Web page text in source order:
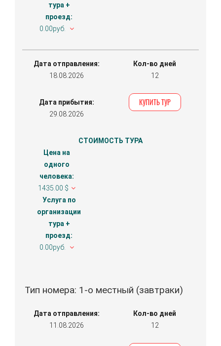
тура +
проезд:
0.00руб.
Дата отправления:
18.08.2026
Кол-во дней
12
Дата прибытия:
29.08.2026
СТОИМОСТЬ ТУРА
Цена на
одного
человека:
1435.00 $
Услуга по
организации
тура +
проезд:
0.00руб.
КУПИТЬ ТУР
Тип номера: 1-о местный (завтраки)
Дата отправления:
11.08.2026
Кол-во дней
12